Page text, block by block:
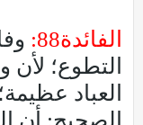
الفائدة88:
التطوع؛
العباد
الصحيح: أن